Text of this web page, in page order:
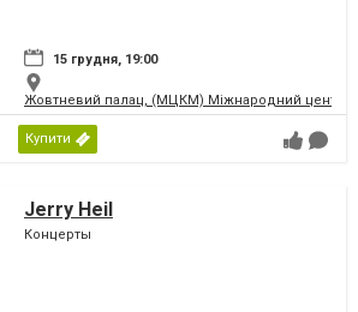
15 грудня, 19:00
Жовтневий палац, (МЦКМ) Міжнародний центр
Купити
Jerry Heil
Концерты